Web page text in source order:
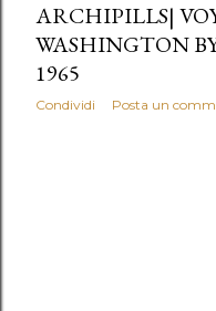
ARCHIPILLS|
WASHINGTON
1965
Condividi Posta un